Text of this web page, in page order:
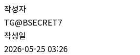
작성자
TG@BSECRET7
작성일
2026-05-25 03:26